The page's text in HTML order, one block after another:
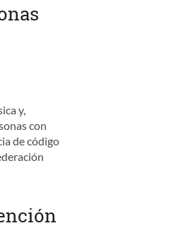
y,
con
de código